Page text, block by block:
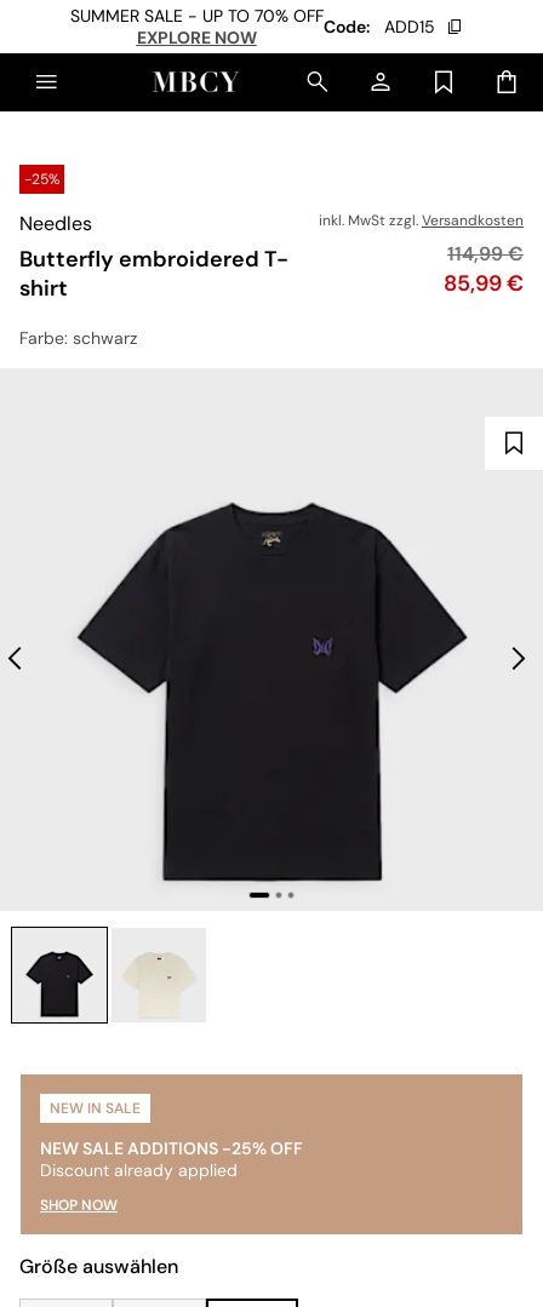
SUMMER SALE - UP TO 70% OFF
EXPLORE NOW
Code: ADD15
-25%
Needles
Butterfly embroidered T-
shirt
inkl. MwSt zzgl.Versandkosten
Preis
85,99 €
114,99 €
Farbe: schwarz
NEW IN SALE
NEW SALE ADDITIONS -25% OFF
Discount already applied
SHOP NOW
Größe auswählen